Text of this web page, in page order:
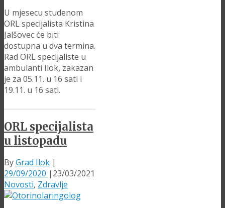
U mjesecu studenom
ORL specijalista Kristina
Jalšovec će biti
dostupna u dva termina.
Rad ORL specijaliste u
ambulanti Ilok, zakazan
je za 05.11. u 16 sati i
19.11. u 16 sati.
ORL specijalista
u listopadu
ByGrad Ilok |
29/09/2020 | 23/03/2021
Novosti, Zdravlje